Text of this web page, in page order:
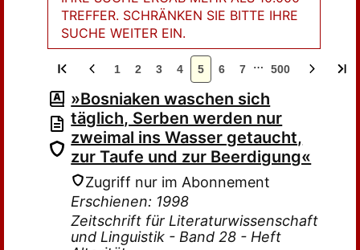
TREFFER. SCHRÄNKEN SIE BITTE IHRE
SUCHE WEITER EIN.
1 2 3 4 5 6 7 … 500
»Bosniaken waschen sich
täglich, Serben werden nur
zweimal ins Wasser getaucht,
zur Taufe und zur Beerdigung«
Zugriff nur im Abonnement
Erschienen: 1998
Zeitschrift für Literaturwissenschaft
und Linguistik - Band 28 - Heft